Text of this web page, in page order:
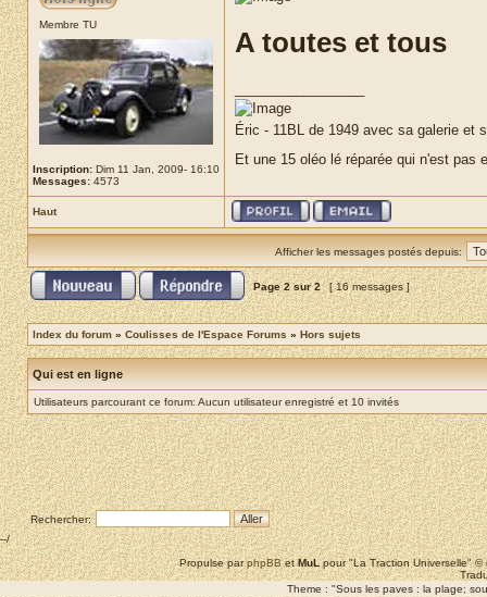
Membre TU
Inscription: Dim 11 Jan, 2009- 16:10
Messages: 4573
A toutes et tous
Éric - 11BL de 1949 avec sa galerie et
Et une 15 oléo lé réparée qui n'est pas
Haut
Afficher les messages postés depuis:
Page2sur2 [ 16 messages ]
Index du forum » Coulisses de l'Espace Forums » Hors sujets
Qui est en ligne
Utilisateurs parcourant ce forum: Aucun utilisateur enregistré et 10 invités
Rechercher:
--/
Propulse parphpBBetMuLpour "La Traction Universelle"
Theme : "Sous les paves : la plage;